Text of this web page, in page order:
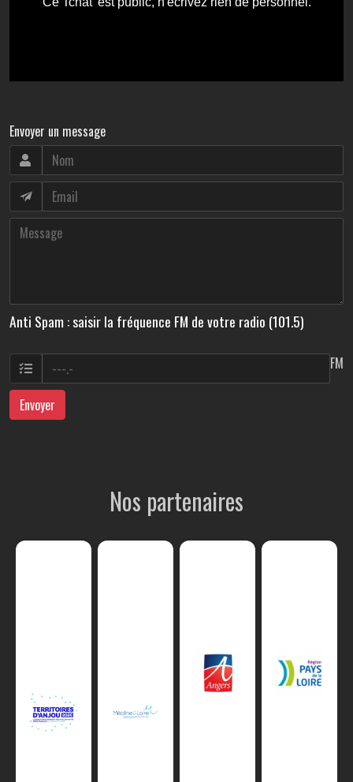
Envoyer un message
Anti Spam : saisir la fréquence FM de votre radio (101.5)
FM
Envoyer
Nos partenaires